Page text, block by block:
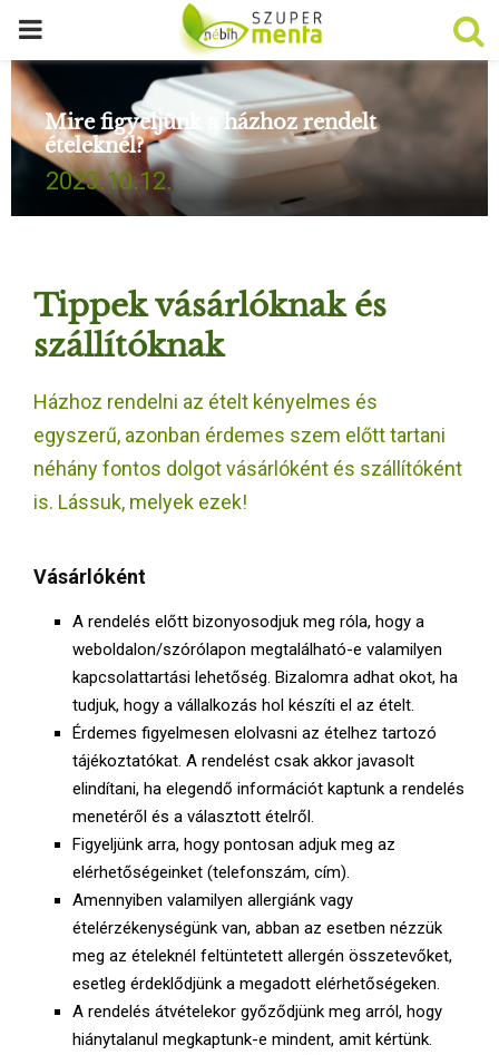
P
R
I
M
M
N
Mire figyeljünk a házhoz rendelt
ételeknél?
2023.10.12.
Tippek vásárlóknak és
szállítóknak
Házhoz rendelni az ételt kényelmes és
egyszerű, azonban érdemes szem előtt tartani
néhány fontos dolgot vásárlóként és szállítóként
is. Lássuk, melyek ezek!
Vásárlóként
A rendelés előtt bizonyosodjuk meg róla, hogy a
weboldalon/szórólapon megtalálható-e valamilyen
kapcsolattartási lehetőség. Bizalomra adhat okot, ha
tudjuk, hogy a vállalkozás hol készíti el az ételt.
Érdemes figyelmesen elolvasni az ételhez tartozó
tájékoztatókat. A rendelést csak akkor javasolt
elindítani, ha elegendő információt kaptunk a rendelés
menetéről és a választott ételről.
Figyeljünk arra, hogy pontosan adjuk meg az
elérhetőségeinket (telefonszám, cím).
Amennyiben valamilyen allergiánk vagy
ételérzékenységünk van, abban az esetben nézzük
meg az ételeknél feltüntetett allergén összetevőket,
esetleg érdeklődjünk a megadott elérhetőségeken.
A rendelés átvételekor győződjünk meg arról, hogy
hiánytalanul megkaptunk-e mindent, amit kértünk.